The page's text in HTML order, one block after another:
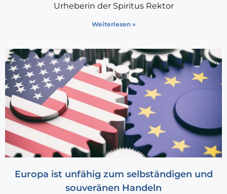
Urheberin der Spiritus Rektor
Weiterlesen »
Europa ist unfähig zum selbständigen und
souveränen Handeln